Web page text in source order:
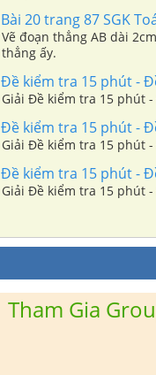
Bài 20 trang 87 SGK
Vẽ đoạn thẳng AB dài
thẳng ấy.
Đề kiểm tra 15 phút -
Giải Đề kiểm tra 15 phút
Đề kiểm tra 15 phút -
Giải Đề kiểm tra 15 phút
Đề kiểm tra 15 phút -
Giải Đề kiểm tra 15 phút
Tham Gia